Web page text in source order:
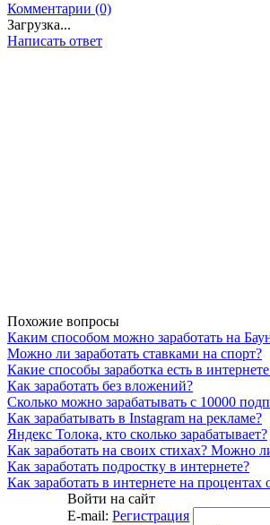
Комментарии (0)
Загрузка...
Написать ответ
Похожие вопросы
Каким способом можно заработать на
Можно ли заработать ставками на спорт?
Какие способы заработка есть в
Как заработать без вложений?
Сколько можно зарабатывать с 10000
Как зарабатывать в Instagram на рекламе?
Яндекс Толока, кто сколько зарабатывает?
Как заработать на своих стихах? Можно
Как заработать подростку в интернете?
Как заработать в интернете на процентах
Войти на сайт
E-mail: Регистрация